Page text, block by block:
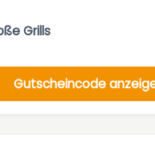
Grills
Gutscheincode